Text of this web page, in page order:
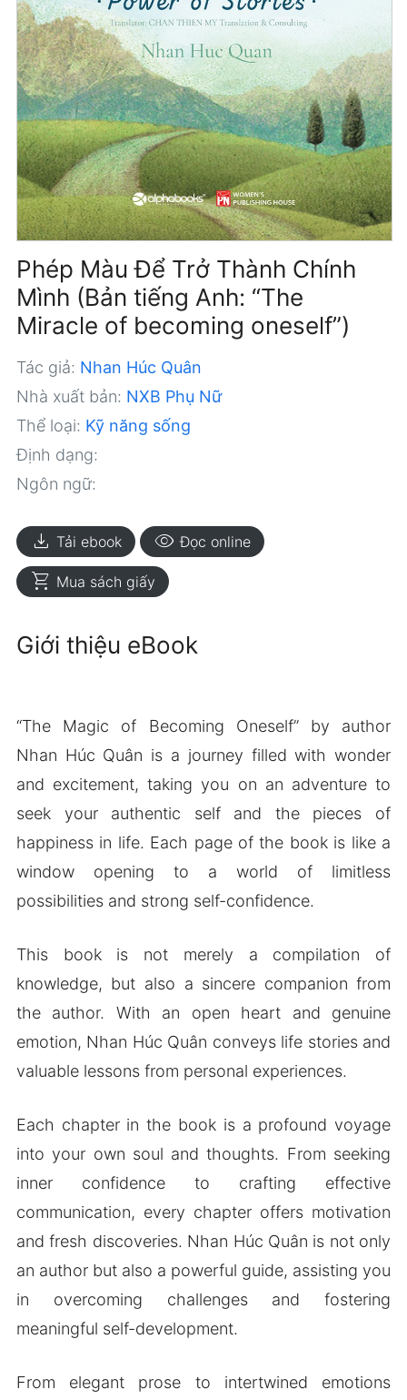
Phép Màu Để Trở Thành Chính
Mình (Bản tiếng Anh: “The
Miracle of becoming oneself”)
Tác giả: Nhan Húc Quân
Nhà xuất bản: NXB Phụ Nữ
Thể loại: Kỹ năng sống
Định dạng:
Ngôn ngữ:
download Tải ebook visibility Đọc online
shopping_cart Mua sách giấy
Giới thiệu eBook
“The Magic of Becoming Oneself” by author
Nhan Húc Quân is a journey filled with wonder
and excitement, taking you on an adventure to
seek your authentic self and the pieces of
happiness in life. Each page of the book is like a
window opening to a world of limitless
possibilities and strong self-confidence.
This book is not merely a compilation of
knowledge, but also a sincere companion from
the author. With an open heart and genuine
emotion, Nhan Húc Quân conveys life stories and
valuable lessons from personal experiences.
Each chapter in the book is a profound voyage
into your own soul and thoughts. From seeking
inner confidence to crafting effective
communication, every chapter offers motivation
and fresh discoveries. Nhan Húc Quân is not only
an author but also a powerful guide, assisting you
in overcoming challenges and fostering
meaningful self-development.
From elegant prose to intertwined emotions